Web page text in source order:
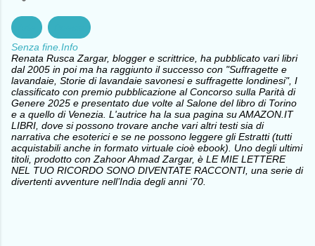
Senza fine.Info
Renata Rusca Zargar, blogger e scrittrice, ha pubblicato vari libri
dal 2005 in poi ma ha raggiunto il successo con "Suffragette e
lavandaie, Storie di lavandaie savonesi e suffragette londinesi", I
classificato con premio pubblicazione al Concorso sulla Parità di
Genere 2025 e presentato due volte al Salone del libro di Torino
e a quello di Venezia. L'autrice ha la sua pagina su AMAZON.IT
LIBRI, dove si possono trovare anche vari altri testi sia di
narrativa che esoterici e se ne possono leggere gli Estratti (tutti
acquistabili anche in formato virtuale cioè ebook). Uno degli ultimi
titoli, prodotto con Zahoor Ahmad Zargar, è LE MIE LETTERE
NEL TUO RICORDO SONO DIVENTATE RACCONTI, una serie di
divertenti avventure nell’India degli anni ‘70.